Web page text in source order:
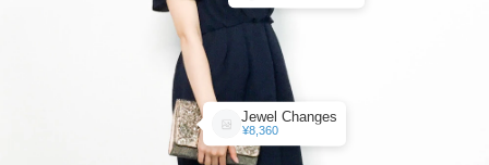
Jewel Changes
¥8,360